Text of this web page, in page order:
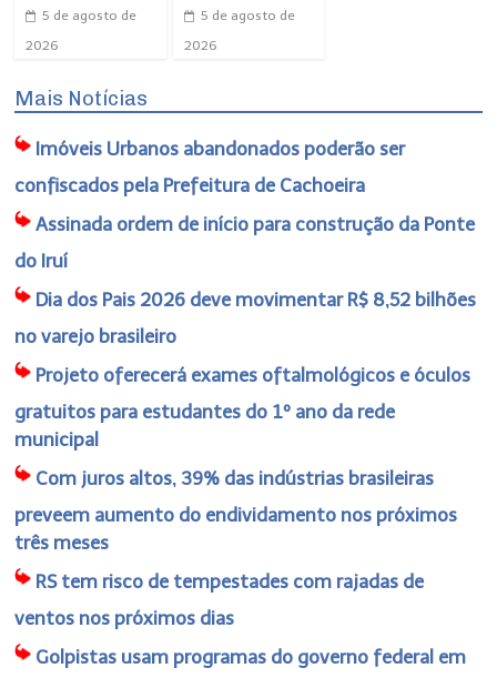
5 de agosto de
2026
5 de agosto de
2026
Mais Notícias
Imóveis Urbanos abandonados poderão ser
confiscados pela Prefeitura de Cachoeira
Assinada ordem de início para construção da Ponte
do Iruí
Dia dos Pais 2026 deve movimentar R$ 8,52 bilhões
no varejo brasileiro
Projeto oferecerá exames oftalmológicos e óculos
gratuitos para estudantes do 1º ano da rede
municipal
Com juros altos, 39% das indústrias brasileiras
preveem aumento do endividamento nos próximos
três meses
RS tem risco de tempestades com rajadas de
ventos nos próximos dias
Golpistas usam programas do governo federal em